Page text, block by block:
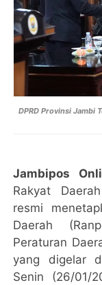
DPRD Provinsi Jambi
Jambipos
Rakyat
resmi
Daerah
Peraturan
yang digelar
Senin (26/01/